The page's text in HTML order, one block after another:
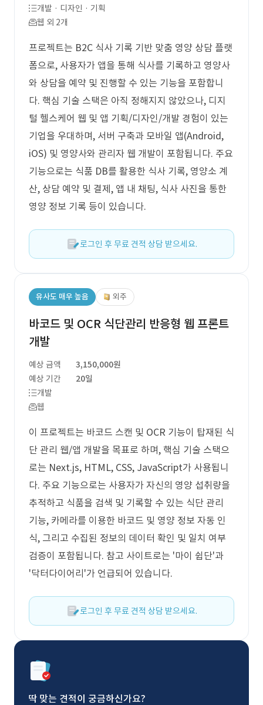
개발 · 디자인 · 기획
웹 외 2개
프로젝트는 B2C 식사 기록 기반 맞춤 영양 상담 플랫
폼으로, 사용자가 앱을 통해 식사를 기록하고 영양사
와 상담을 예약 및 진행할 수 있는 기능을 포함합니
다. 핵심 기술 스택은 아직 정해지지 않았으나, 디지
털 헬스케어 웹 및 앱 기획/디자인/개발 경험이 있는
기업을 우대하며, 서버 구축과 모바일 앱(Android,
iOS) 및 영양사와 관리자 웹 개발이 포함됩니다. 주요
기능으로는 식품 DB를 활용한 식사 기록, 영양소 계
산, 상담 예약 및 결제, 앱 내 채팅, 식사 사진을 통한
영양 정보 기록 등이 있습니다.
로그인 후 무료 견적 상담 받으세요.
유사도 매우 높음 외주
바코드 및 OCR 식단관리 반응형 웹 프론트
개발
예상 금액
3,150,000원
예상 기간
20일
개발
웹
이 프로젝트는 바코드 스캔 및 OCR 기능이 탑재된 식
단 관리 웹/앱 개발을 목표로 하며, 핵심 기술 스택으
로는 Next.js, HTML, CSS, JavaScript가 사용됩니
다. 주요 기능으로는 사용자가 자신의 영양 섭취량을
추적하고 식품을 검색 및 기록할 수 있는 식단 관리
기능, 카메라를 이용한 바코드 및 영양 정보 자동 인
식, 그리고 수집된 정보의 데이터 확인 및 일치 여부
검증이 포함됩니다. 참고 사이트로는 '마이 쉽단'과
'닥터다이어리'가 언급되어 있습니다.
로그인 후 무료 견적 상담 받으세요.
딱 맞는 견적이 궁금하신가요?